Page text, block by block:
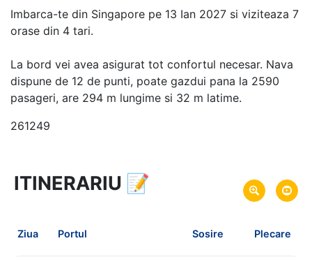
Imbarca-te din Singapore pe 13 Ian 2027 si viziteaza 7
orase din 4 tari.
La bord vei avea asigurat tot confortul necesar. Nava
dispune de 12 de punti, poate gazdui pana la 2590
pasageri, are 294 m lungime si 32 m latime.
261249
13 zile vacanta de croaziera in
link oferta
Plecare pe 13 Ian 2027 din Singapore, Singapore
ITINERARIU 📝
Ziua Portul Sosire Plecare